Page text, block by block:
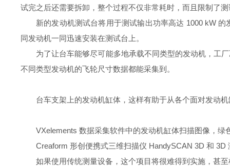
试完之后还需要拆卸，整个过程不仅非常耗时，而且限制了
新的发动机测试台将用于测试输出功率高达 1000 kW
同发动机一同迅速安装在测试台上。
为了让台车能够尽可能多地承载不同类型的发动机，工
不同类型发动机的飞轮尺寸数据都能采集到。
台车支架上的发动机缸体，这样有助于从各个面对发动
VXelements 数据采集软件中的发动机缸体扫描图像，绿
Creaform 形创便携式三维扫描仪 HandySCAN 3D 和 3D
如果使用传统测量设备，这个项目将很难得到实施，甚